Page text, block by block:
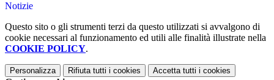
Notizie
Questo sito o gli strumenti terzi da questo utilizzati si avvalgono di
cookie necessari al funzionamento ed utili alle finalità illustrate nella
COOKIE POLICY.
Personalizza Rifiuta tutti i cookies Accetta tutti i cookies